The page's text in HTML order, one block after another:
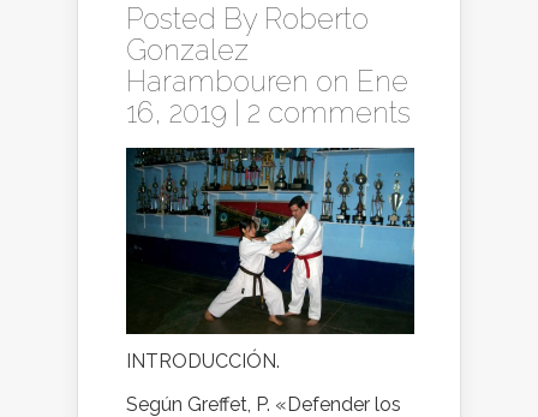
Posted By Roberto
Gonzalez
Harambouren on Ene
16, 2019 | 2 comments
INTRODUCCIÓN.
Según Greffet, P. «Defender los